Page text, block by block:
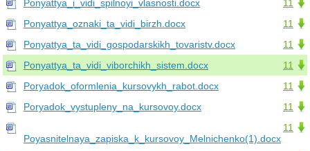
11
Ponyattya_i_vidi_spilnoyi_vlasnosti.docx
11
Ponyattya_oznaki_ta_vidi_birzh.docx
11
Ponyattya_ta_vidi_gospodarskikh_tovaristv.docx
11
Ponyattya_ta_vidi_viborchikh_sistem.docx
11
Poryadok_oformlenia_kursovykh_rabot.docx
11
Poryadok_vystupleny_na_kursovoy.docx
11
Poyasnitelnaya_zapiska_k_kursovoy_Melnichenko(1).docx